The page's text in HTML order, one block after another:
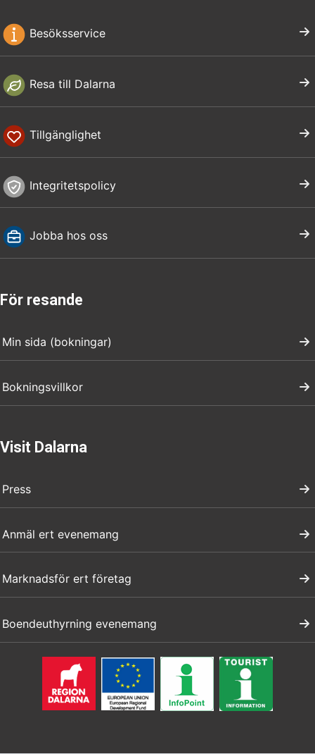
Besöksservice
Resa till Dalarna
Tillgänglighet
Integritetspolicy
Jobba hos oss
För resande
Min sida (bokningar)
Bokningsvillkor
Visit Dalarna
Press
Anmäl ert evenemang
Marknadsför ert företag
Boendeuthyrning evenemang